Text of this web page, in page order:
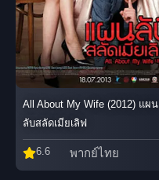
All About My Wife (2012) แผน
ลับสลัดเมียเลิฟ
6.6 พากย์ไทย